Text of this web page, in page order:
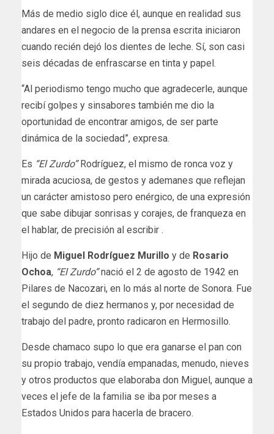
Más de medio siglo dice él, aunque en realidad sus
andares en el negocio de la prensa escrita iniciaron
cuando recién dejó los dientes de leche. Sí, son casi
seis décadas de enfrascarse en tinta y papel.
“Al periodismo tengo mucho que agradecerle, aunque
recibí golpes y sinsabores también me dio la
oportunidad de encontrar amigos, de ser parte
dinámica de la sociedad”, expresa.
Es “El Zurdo”Rodríguez, el mismo de ronca voz y
mirada acuciosa, de gestos y ademanes que reflejan
un carácter amistoso pero enérgico, de una expresión
que sabe dibujar sonrisas y corajes, de franqueza en
el hablar, de precisión al escribir .
Hijo de Miguel Rodríguez Murillo y de Rosario
Ochoa, “El Zurdo”nació el 2 de agosto de 1942 en
Pilares de Nacozari, en lo más al norte de Sonora. Fue
el segundo de diez hermanos y, por necesidad de
trabajo del padre, pronto radicaron en Hermosillo.
Desde chamaco supo lo que era ganarse el pan con
su propio trabajo, vendía empanadas, menudo, nieves
y otros productos que elaboraba don Miguel, aunque a
veces el jefe de la familia se iba por meses a
Estados Unidos para hacerla de bracero.